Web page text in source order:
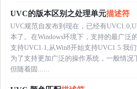
UVC的版本区别之处理单元描述符
UVC规范自发布到现在，已经有
本了。在Windows环境下，支持的最广泛
支持UVC1.1,从Win8开始支持UVC1.5.我
为了支持更加广泛的操作系统，一般情况
但随着固......